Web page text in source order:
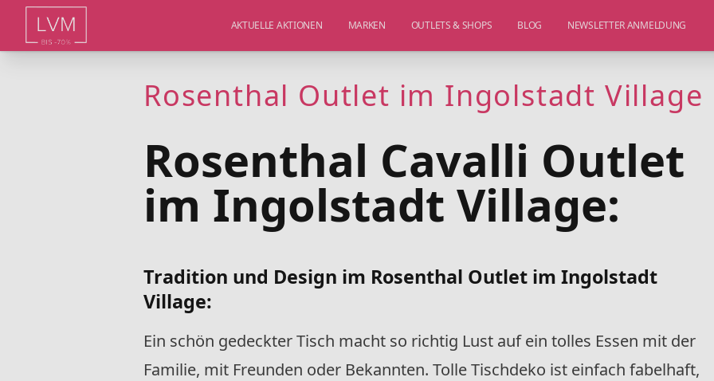
AKTUELLE AKTIONEN MARKEN OUTLETS & SHOPS BLOG NEWSLETTER ANMELDUNG
Rosenthal Outlet im Ingolstadt Village
Rosenthal Cavalli Outlet
im Ingolstadt Village:
Tradition und Design im Rosenthal Outlet im Ingolstadt
Village:
Ein schön gedeckter Tisch macht so richtig Lust auf ein tolles Essen mit der
Familie, mit Freunden oder Bekannten. Tolle Tischdeko ist einfach fabelhaft,